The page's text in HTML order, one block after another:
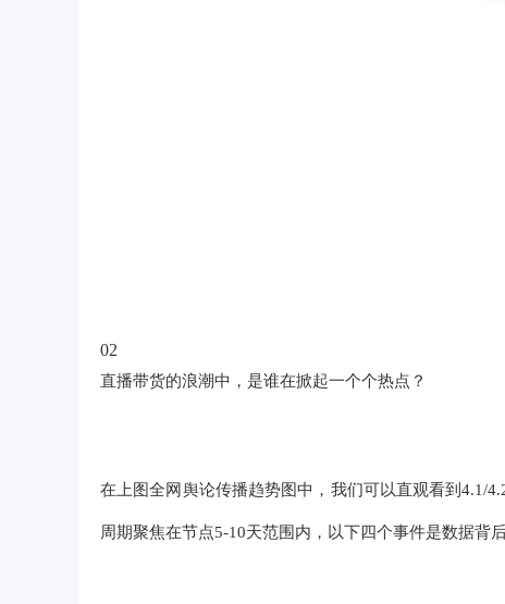
02
直播带货的浪潮中，是谁在掀起一个个热点？
在上图全网舆论传播趋势图中，我们可以直观看到4.1/
周期聚焦在节点5-10天范围内，以下四个事件是数据背